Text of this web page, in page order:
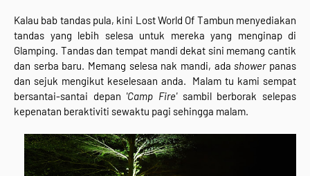
Kalau bab tandas pula, kini Lost World Of Tambun menyediakan
tandas yang lebih selesa untuk mereka yang menginap di
Glamping. Tandas dan tempat mandi dekat sini memang cantik
dan serba baru. Memang selesa nak mandi, adashower panas
dan sejuk mengikut keselesaan anda. Malam tu kami sempat
bersantai-santai depan 'Camp Fire' sambil berborak selepas
kepenatan beraktiviti sewaktu pagi sehingga malam.